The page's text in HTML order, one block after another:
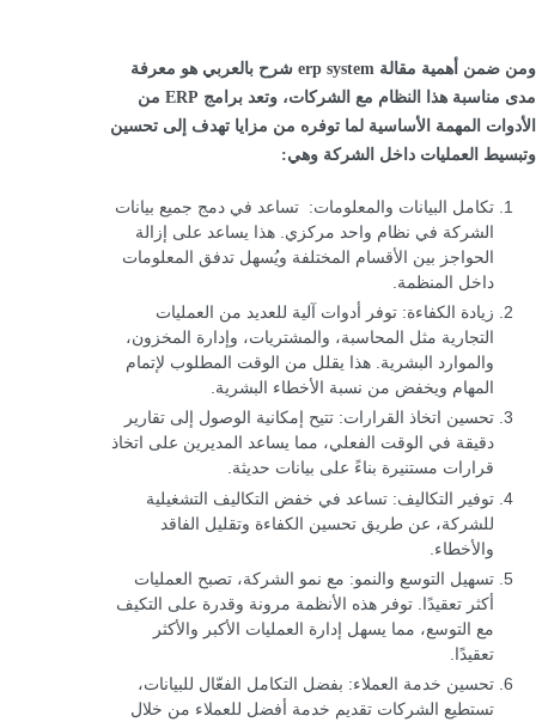
ومن ضمن أهمية مقالة erp system شرح بالعربي هو معرفة
مدى مناسبة هذا النظام مع الشركات، وتعد برامج ERP من
الأدوات المهمة الأساسية لما توفره من مزايا تهدف إلى تحسين
وتبسيط العمليات داخل الشركة وهي:
تكامل البيانات والمعلومات: تساعد في دمج جميع بيانات
الشركة في نظام واحد مركزي. هذا يساعد على إزالة
الحواجز بين الأقسام المختلفة ويُسهل تدفق المعلومات
داخل المنظمة.
زيادة الكفاءة: توفر أدوات آلية للعديد من العمليات
التجارية مثل المحاسبة، والمشتريات، وإدارة المخزون،
والموارد البشرية. هذا يقلل من الوقت المطلوب لإتمام
المهام ويخفض من نسبة الأخطاء البشرية.
تحسين اتخاذ القرارات: تتيح إمكانية الوصول إلى تقارير
دقيقة في الوقت الفعلي، مما يساعد المديرين على اتخاذ
قرارات مستنيرة بناءً على بيانات حديثة.
توفير التكاليف: تساعد في خفض التكاليف التشغيلية
للشركة، عن طريق تحسين الكفاءة وتقليل الفاقد
والأخطاء.
تسهيل التوسع والنمو: مع نمو الشركة، تصبح العمليات
أكثر تعقيدًا. توفر هذه الأنظمة مرونة وقدرة على التكيف
مع التوسع، مما يسهل إدارة العمليات الأكبر والأكثر
تعقيدًا.
تحسين خدمة العملاء: بفضل التكامل الفعّال للبيانات،
تستطيع الشركات تقديم خدمة أفضل للعملاء من خلال